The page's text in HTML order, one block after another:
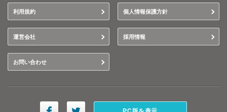
利用規約 個人情報保護方針
運営会社 採用情報
お問い合わせ